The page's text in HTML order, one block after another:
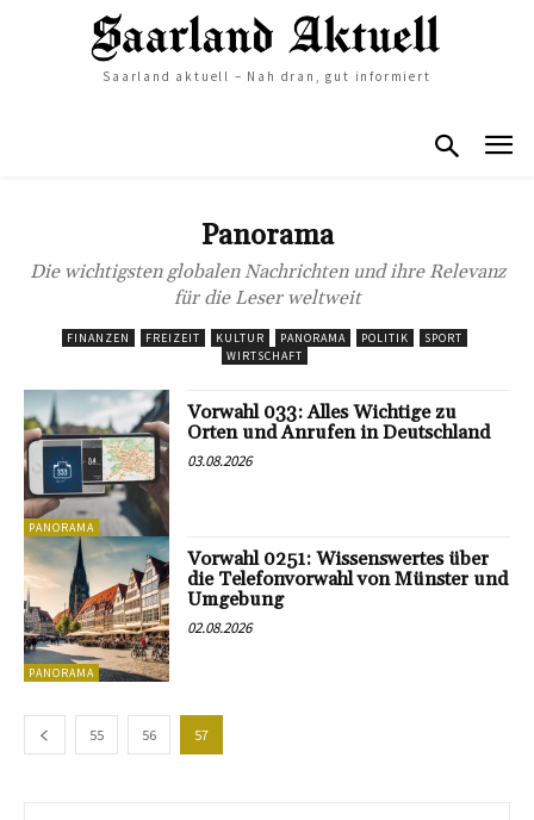
Saarland aktuell – Nah dran, gut informiert
Panorama
Die wichtigsten globalen Nachrichten und ihre Relevanz
für die Leser weltweit
FINANZEN FREIZEIT KULTUR PANORAMA POLITIK
SPORT
WIRTSCHAFT
PANORAMA
Vorwahl 033: Alles Wichtige zu
Orten und Anrufen in Deutschland
03.08.2026
PANORAMA
Vorwahl 0251: Wissenswertes über
die Telefonvorwahl von Münster und
Umgebung
02.08.2026
55 56 57